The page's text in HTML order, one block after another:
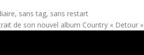
sans tag, sans restart
de son nouvel album Country « Detour »